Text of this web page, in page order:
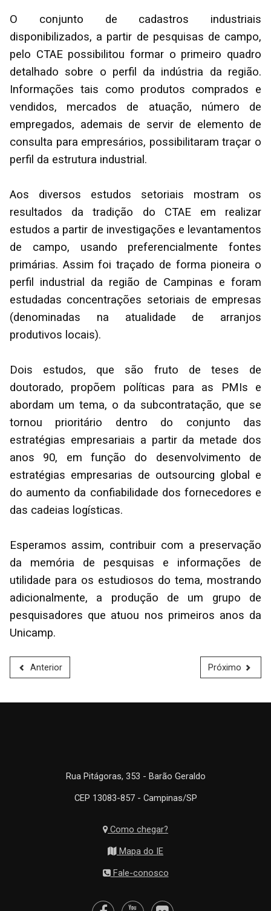
O conjunto de cadastros industriais
disponibilizados, a partir de pesquisas de campo,
pelo CTAE possibilitou formar o primeiro quadro
detalhado sobre o perfil da indústria da região.
Informações tais como produtos comprados e
vendidos, mercados de atuação, número de
empregados, ademais de servir de elemento de
consulta para empresários, possibilitaram traçar o
perfil da estrutura industrial.
Aos diversos estudos setoriais mostram os
resultados da tradição do CTAE em realizar
estudos a partir de investigações e levantamentos
de campo, usando preferencialmente fontes
primárias. Assim foi traçado de forma pioneira o
perfil industrial da região de Campinas e foram
estudadas concentrações setoriais de empresas
(denominadas na atualidade de arranjos
produtivos locais).
Dois estudos, que são fruto de teses de
doutorado, propõem políticas para as PMIs e
abordam um tema, o da subcontratação, que se
tornou prioritário dentro do conjunto das
estratégias empresariais a partir da metade dos
anos 90, em função do desenvolvimento de
estratégias empresarias de outsourcing global e
do aumento da confiabilidade dos fornecedores e
das cadeias logísticas.
Esperamos assim, contribuir com a preservação
da memória de pesquisas e informações de
utilidade para os estudiosos do tema, mostrando
adicionalmente, a produção de um grupo de
pesquisadores que atuou nos primeiros anos da
Unicamp.
Anterior Próximo
Rua Pitágoras, 353 - Barão Geraldo
CEP 13083-857 - Campinas/SP
Como chegar?
Mapa do IE
Fale-conosco